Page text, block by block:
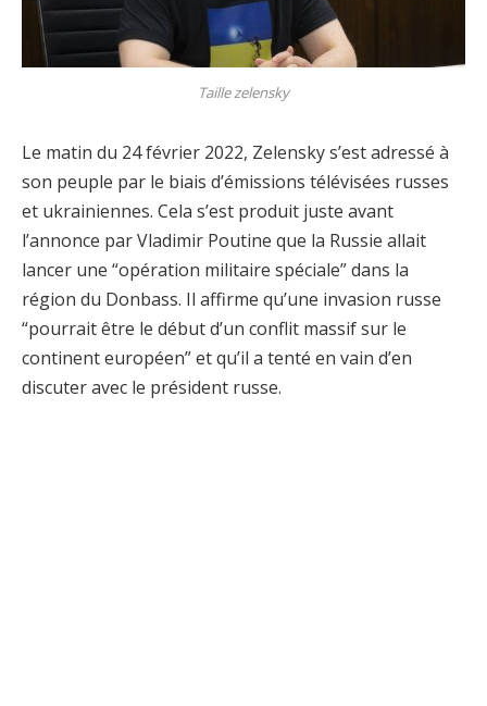
Taille zelensky
Le matin du 24 février 2022, Zelensky s’est adressé à
son peuple par le biais d’émissions télévisées russes
et ukrainiennes. Cela s’est produit juste avant
l’annonce par Vladimir Poutine que la Russie allait
lancer une “opération militaire spéciale” dans la
région du Donbass. Il affirme qu’une invasion russe
“pourrait être le début d’un conflit massif sur le
continent européen” et qu’il a tenté en vain d’en
discuter avec le président russe.